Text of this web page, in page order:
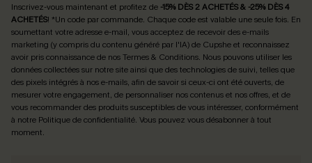
Inscrivez-vous maintenant et profitez de -15% DÈS 2 ACHETÉS & -25% DÈS 4
ACHETÉS! *Un code par commande. Chaque code est valable une seule fois. En
soumettant votre adresse e-mail, vous acceptez de recevoir des e-mails
marketing (y compris du contenu généré par l'IA) de Cupshe et reconnaissez
avoir pris connaissance de nosTermes & Conditions. Nous pouvons utiliser les
données collectées sur notre site ainsi que des technologies de suivi, telles que
des pixels intégrés à nos e-mails, afin de savoir si ceux-ci ont été ouverts, de
mesurer votre engagement, de personnaliser nos contenus et nos offres, et de
vous recommander des produits susceptibles de vous intéresser, conformément
à notre Politique de confidentialité. Vous pouvez vous désabonner à tout
moment.